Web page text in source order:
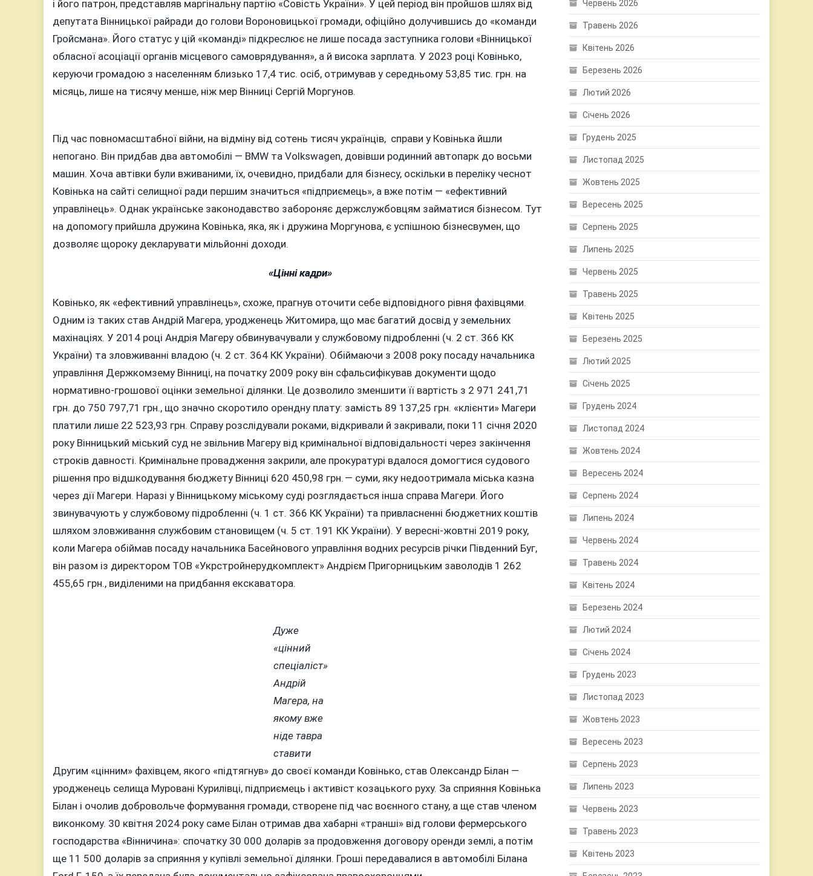
і його патрон, представляв маргінальну партію «Совість України». У цей період він пройшов шлях від
депутата Вінницької райради до голови Вороновицької громади, офіційно долучившись до «команди
Гройсмана». Його статус у цій «команді» підкреслює не лише посада заступника голови «Вінницької
обласної асоціації органів місцевого самоврядування», а й висока зарплата. У 2023 році Ковінько,
керуючи громадою з населенням близько 17,4 тис. осіб, отримував у середньому 53,85 тис. грн. на
місяць, лише на тисячу менше, ніж мер Вінниці Сергій Моргунов.
Під час повномасштабної війни, на відміну від сотень тисяч українців, справи у Ковінька йшли
непогано. Він придбав два автомобілі — BMW та Volkswagen, довівши родинний автопарк до восьми
машин. Хоча автівки були вживаними, їх, очевидно, придбали для бізнесу, оскільки в переліку чеснот
Ковінька на сайті селищної ради першим значиться «підприємець», а вже потім — «ефективний
управлінець». Однак українське законодавство забороняє держслужбовцям займатися бізнесом. Тут
на допомогу прийшла дружина Ковінька, яка, як і дружина Моргунова, є успішною бізнесвумен, що
дозволяє щороку декларувати мільйонні доходи.
«Цінні кадри»
Ковінько, як «ефективний управлінець», схоже, прагнув оточити себе відповідного рівня фахівцями.
Одним із таких став Андрій Магера, уродженець Житомира, що має багатий досвід у земельних
махінаціях. У 2014 році Андрія Магеру обвинувачували у службовому підробленні (ч. 2 ст. 366 КК
України) та зловживанні владою (ч. 2 ст. 364 КК України). Обіймаючи з 2008 року посаду начальника
управління Держкомзему Вінниці, на початку 2009 року він сфальсифікував документи щодо
нормативно-­грошової оцінки земельної ділянки. Це дозволило зменшити її вартість з 2 971 241,71
грн. до 750 797,71 грн., що значно скоротило орендну плату: замість 89 137,25 грн. «клієнти» Магери
платили лише 22 523,93 грн. Справу розслідували роками, відкривали й закривали, поки 11 січня 2020
року Вінницький міський суд не звільнив Магеру від кримінальної відповідальності через закінчення
строків давності. Кримінальне провадження закрили, але прокуратурі вдалося домогтися судового
рішення про відшкодування бюджету Вінниці 620 450,98 грн. — суми, яку недоотримала міська казна
через дії Магери. Наразі у Вінницькому міському суді розглядається інша справа Магери. Його
звинувачують у службовому підробленні (ч. 1 ст. 366 КК України) та привласненні бюджетних коштів
шляхом зловживання службовим становищем (ч. 5 ст. 191 КК України). У вересні-­жовтні 2019 року,
коли Магера обіймав посаду начальника Басейнового управління водних ресурсів річки Південний Буг,
він разом із директором ТОВ «Укрстройнерудкомплект» Андрієм Пригорницьким заволодів 1 262
455,65 грн., виділеними на придбання екскаватора.
Дуже
«цінний
спеціаліст»
Андрій
Магера, на
якому вже
ніде тавра
ставити
Другим «цінним» фахівцем, якого «підтягнув» до своєї команди Ковінько, став Олександр Білан —
уродженець селища Муровані Курилівці, підприємець і активіст козацького руху. За сприяння Ковінька
Білан і очолив добровольче формування громади, створене під час воєнного стану, а ще став членом
виконкому. 30 квітня 2024 року саме Білан отримав два хабарні «транші» від голови фермерського
господарства «Вінничина»: спочатку 30 000 доларів за продовження договору оренди землі, а потім
ще 11 500 доларів за сприяння у купівлі земельної ділянки. Гроші передавалися в автомобілі Білана
Червень 2026
Травень 2026
Квітень 2026
Березень 2026
Лютий 2026
Січень 2026
Грудень 2025
Листопад 2025
Жовтень 2025
Вересень 2025
Серпень 2025
Липень 2025
Червень 2025
Травень 2025
Квітень 2025
Березень 2025
Лютий 2025
Січень 2025
Грудень 2024
Листопад 2024
Жовтень 2024
Вересень 2024
Серпень 2024
Липень 2024
Червень 2024
Травень 2024
Квітень 2024
Березень 2024
Лютий 2024
Січень 2024
Грудень 2023
Листопад 2023
Жовтень 2023
Вересень 2023
Серпень 2023
Липень 2023
Червень 2023
Травень 2023
Квітень 2023